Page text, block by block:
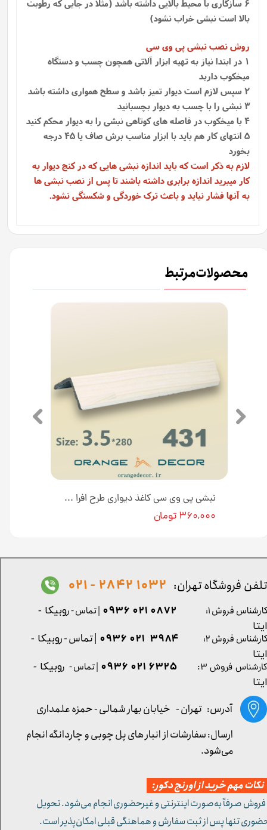
6 سازگاری با محیط بالایی داشته باشد (مثلا در جایی که رطوبت
بالا است نبشی خراب نشود)
روش نصب نبشی پی وی سی
1 در ابتدا نیاز به تهیه ابزار آلاتی همچون چسب و دستگاه
میخکوب دارید
2 سپس لازم است دیوار تمیز باشد و سطح همواری داشته باشد
3 نبشی را با چسب به دیوار بچسبانید
4 با میخکوب در فاصله های کوتاهی نبشی را به دیوار محکم کنید
5 انتهای کار هم باید با ابزار مناسب برش صاف یا 45 درجه
بخورد
لازم به ذکر است که باید اندازه نبشی هایی که در کنج دیوار به
کار میبرید اندازه برابری داشته باشند تا پس از نصب نبشی ها
به آنها فشار نیاید و باعث ترک خوردگی و شکستگی نشود.
محصولات مرتبط
نبشی پی وی سی کاغذ دیواری طرح افرا 3.5 سانتی متر کد 431 [انبار تهران]
۳۶۰,۰۰۰ تومان
کارشناس فروش ۳: ۶۳۲۵ ۰۲۱ ۰۹۳۶ | تماس - روبیکا -
ایتا
آدرس: تهران - خیابان بهار شمالی - حمزه علمداری
تلفن فروشگاه تهران: 1032 2842 - 021
مهم خرید از اورنج دکور:
صرفاً به‌صورت اینترنتی و غیرحضوری انجام می‌شود. تحویل
تنها پس از ثبت سفارش و هماهنگی قبلی امکان‌پذیر است.
کارشناس فروش ۱: 0872 021 0936 | تماس - روبیکا -
ایتا
کارشناس فروش ۲:
۳۹۸۴ ۰۲۱ ۰۹۳۶ | تماس - روبیکا -
ایتا
ارسال: سفارشات از انبار های پل چوبی و چاردانگه انجام
می‌شود.